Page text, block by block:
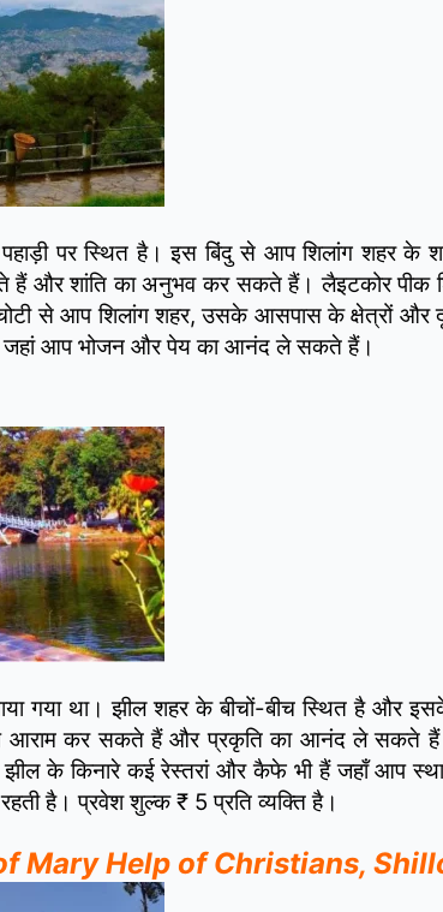
पर स्थित है। इस बिंदु से आप शिलांग शहर के
हैं और शांति का अनुभव कर सकते हैं। लैइटकोर पीक
से आप शिलांग शहर, उसके आसपास के क्षेत्रों
है जहां आप भोजन और पेय का आनंद ले सकते हैं।
गया था। झील शहर के बीचों-बीच स्थित है और
आराम कर सकते हैं और प्रकृति का आनंद ले सकते
के किनारे कई रेस्तरां और कैफे भी हैं जहाँ आप
है। प्रवेश शुल्क ₹ 5 प्रति व्यक्ति है।
of Mary Help of Christians,